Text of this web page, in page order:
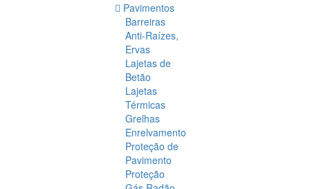
Pavimentos
Barreiras
Anti-Raízes,
Ervas
Lajetas de
Betão
Lajetas
Térmicas
Grelhas
Enrelvamento
Proteção de
Pavimento
Proteção